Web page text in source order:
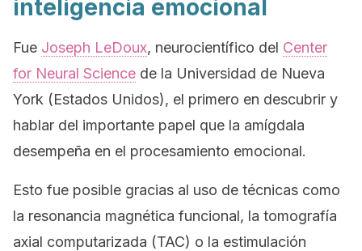
inteligencia emocional
Fue Joseph LeDoux, neurocientífico del Center
for Neural Science de la Universidad de Nueva
York (Estados Unidos), el primero en descubrir y
hablar del importante papel que la amígdala
desempeña en el procesamiento emocional.
Esto fue posible gracias al uso de técnicas como
la resonancia magnética funcional, la tomografía
axial computarizada (TAC) o la estimulación